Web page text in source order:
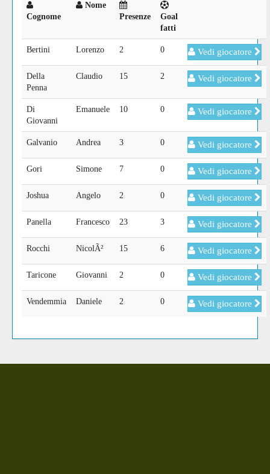
Cognome
Nome
Presenze
Goal
fatti
Bertini Lorenzo 2 0 Vedi giocatore
Della
Penna
Claudio 15 2 Vedi giocatore
Di
Giovanni
Emanuele 10 0 Vedi giocatore
Galvanio Andrea 3 0 Vedi giocatore
Gori Simone 7 0 Vedi giocatore
Joshua Angelo 2 0 Vedi giocatore
Panella Francesco 23 3 Vedi giocatore
Rocchi NicolÃ² 15 6 Vedi giocatore
Taricone Giovanni 2 0 Vedi giocatore
Vendemmia Daniele 2 0 Vedi giocatore